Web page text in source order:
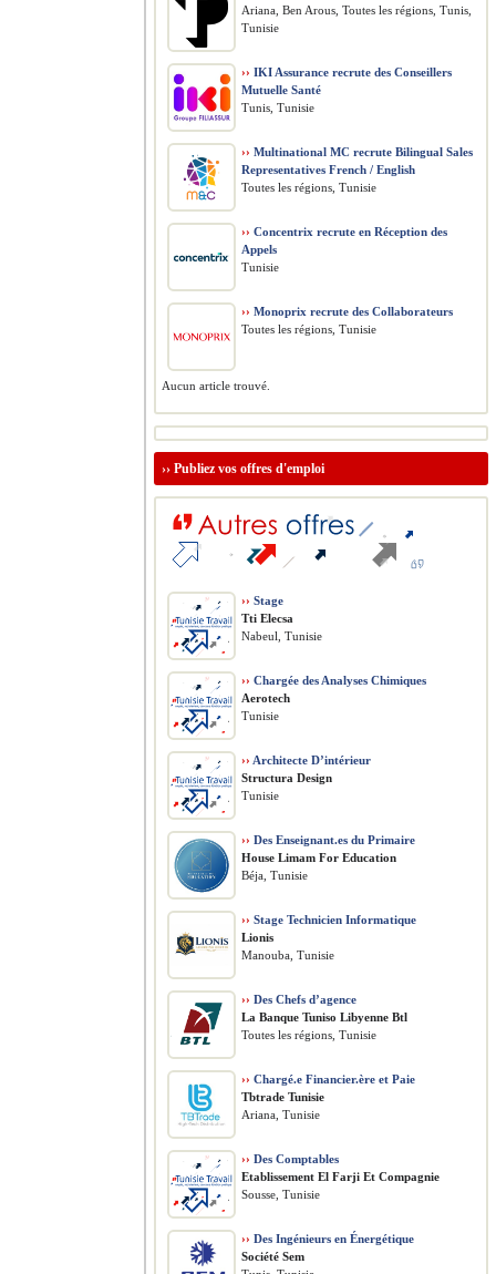
Ariana, Ben Arous, Toutes les régions, Tunis,
Tunisie
›› IKI Assurance recrute des Conseillers
Mutuelle Santé
Tunis, Tunisie
›› Multinational MC recrute Bilingual Sales
Representatives French / English
Toutes les régions, Tunisie
›› Concentrix recrute en Réception des
Appels
Tunisie
›› Monoprix recrute des Collaborateurs
Toutes les régions, Tunisie
Aucun article trouvé.
›› Publiez vos offres d'emploi
›› Stage
Tti Elecsa
Nabeul, Tunisie
›› Chargée des Analyses Chimiques
Aerotech
Tunisie
›› Architecte D’intérieur
Structura Design
Tunisie
›› Des Enseignant.es du Primaire
House Limam For Education
Béja, Tunisie
›› Stage Technicien Informatique
Lionis
Manouba, Tunisie
›› Des Chefs d’agence
La Banque Tuniso Libyenne Btl
Toutes les régions, Tunisie
›› Chargé.e Financier.ère et Paie
Tbtrade Tunisie
Ariana, Tunisie
›› Des Comptables
Etablissement El Farji Et Compagnie
Sousse, Tunisie
›› Des Ingénieurs en Énergétique
Société Sem